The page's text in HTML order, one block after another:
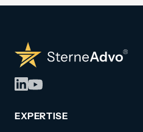
EXPERTISE